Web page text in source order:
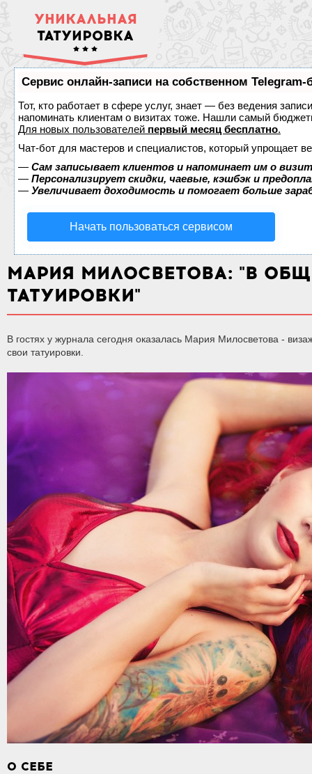
УНИКАЛЬНАЯ
ТАТУИРОВКА
Сервис онлайн-записи на собственном Telegram-
Тот, кто работает в сфере услуг, знает — без ведения
напоминать клиентам о визитах тоже. Нашли самый
Для новых пользователей первый месяц бесплатно.
Чат-бот для мастеров и специалистов, который упрощает
— Сам записывает клиентов и напоминает им о
— Персонализирует скидки, чаевые, кэшбэк и
— Увеличивает доходимость и помогает больше
Начать пользоваться сервисом
МАРИЯ МИЛОСВЕТОВА: "В
ТАТУИРОВКИ"
В гостях у журнала сегодня оказалась Мария Милосветова -
свои татуировки.
О СЕБЕ